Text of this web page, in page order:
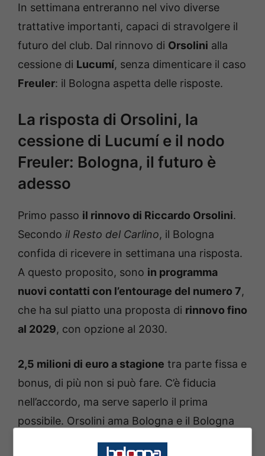
In settimana entreranno nel vivo diverse
trattative importanti, capaci di stravolgere il
futuro del club. Dal rinnovo di Orsolini alla
cessione di Lucumí, senza dimenticare il caso
Freuler: il Bologna aspetta delle risposte.
La risposta di Orsolini, la
cessione di Lucumí e il nodo
Freuler: Bologna, il futuro è
adesso
Primo passo il rinnovo di Riccardo Orsolini.
Secondo il Resto del Carlino, il Bologna
confida di ricevere in settimana una risposta.
A questo proposito, sono in programma
nuovi contatti con l’entourage del numero 7,
che ha sul piatto una proposta di rinnovo fino
al 2029, con opzione al 2030.
2,5 milioni di euro a stagione tra parte fissa e
bonus, di più non si può fare. C’è fiducia
nell’accordo, ma serve saperlo il prima
possibile. Orsolini ama Bologna e il Bologna
vede in lui la sua bandiera, ma attenzione a